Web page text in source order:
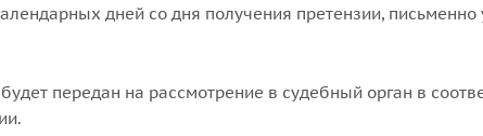
дней со дня получения претензии,
передан на рассмотрение в судебный орган в